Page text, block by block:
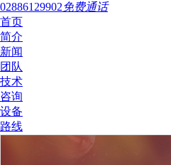
02886129902免费通话
首页
简介
新闻
团队
技术
咨询
设备
路线